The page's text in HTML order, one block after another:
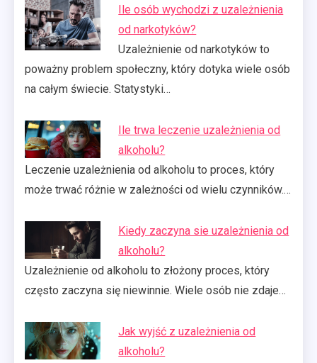
Ile osób wychodzi z uzależnienia
od narkotyków?
Uzależnienie od narkotyków to
poważny problem społeczny, który dotyka wiele osób
na całym świecie. Statystyki…
Ile trwa leczenie uzależnienia od
alkoholu?
Leczenie uzależnienia od alkoholu to proces, który
może trwać różnie w zależności od wielu czynników.…
Kiedy zaczyna sie uzależnienia od
alkoholu?
Uzależnienie od alkoholu to złożony proces, który
często zaczyna się niewinnie. Wiele osób nie zdaje…
Jak wyjść z uzależnienia od
alkoholu?